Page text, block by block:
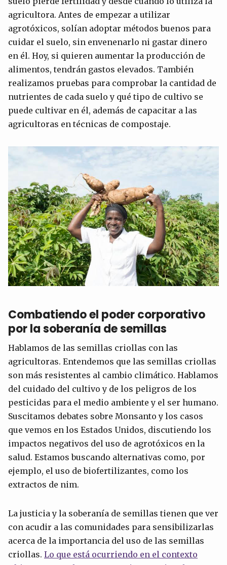
agricultora. Antes de empezar a utilizar
agrotóxicos, solían adoptar métodos buenos para
cuidar el suelo, sin envenenarlo ni gastar dinero
en él. Hoy, si quieren aumentar la producción de
alimentos, tendrán gastos elevados. También
realizamos pruebas para comprobar la cantidad de
nutrientes de cada suelo y qué tipo de cultivo se
puede cultivar en él, además de capacitar a las
agricultoras en técnicas de compostaje.
Combatiendo el poder corporativo
por la soberanía de semillas
Hablamos de las semillas criollas con las
agricultoras. Entendemos que las semillas criollas
son más resistentes al cambio climático. Hablamos
del cuidado del cultivo y de los peligros de los
pesticidas para el medio ambiente y el ser humano.
Suscitamos debates sobre Monsanto y los casos
que vemos en los Estados Unidos, discutiendo los
impactos negativos del uso de agrotóxicos en la
salud. Estamos buscando alternativas como, por
ejemplo, el uso de biofertilizantes, como los
extractos de nim.
La justicia y la soberanía de semillas tienen que ver
con acudir a las comunidades para sensibilizarlas
acerca de la importancia del uso de las semillas
criollas. Lo que está ocurriendo en el contexto